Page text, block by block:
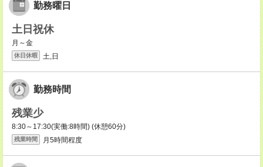
勤務曜日
土日祝休
月～金
休日休暇 土,日
勤務時間
残業少
8:30～17:30(実働:8時間) (休憩60分)
残業時間 月5時間程度